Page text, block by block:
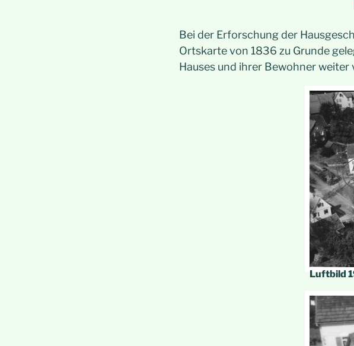
Bei der Erforschung der
Ortskarte von 1836 zu Grunde
Hauses und ihrer Bewohner
Luftbild